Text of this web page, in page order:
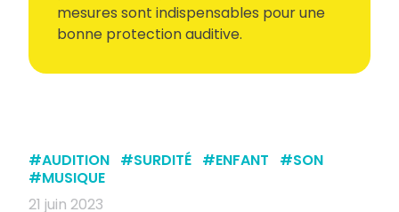
mesures sont indispensables pour une
bonne protection auditive.
#AUDITION #SURDITÉ #ENFANT #SON
#MUSIQUE
21 juin 2023